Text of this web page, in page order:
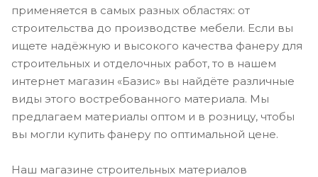
применяется в самых разных областях: от
строительства до производстве мебели. Если вы
ищете надёжную и высокого качества фанеру для
строительных и отделочных работ, то в нашем
интернет магазин «Базис» вы найдёте различные
виды этого востребованного материала. Мы
предлагаем материалы оптом и в розницу, чтобы
вы могли купить фанеру по оптимальной цене.
Наш магазине строительных материалов